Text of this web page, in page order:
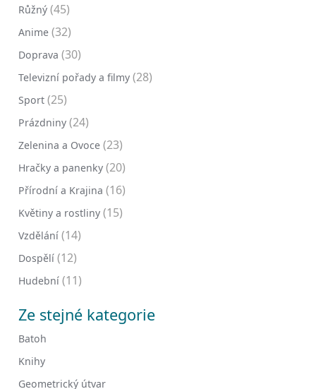
Růžný (45)
Anime (32)
Doprava (30)
Televizní pořady a filmy (28)
Sport (25)
Prázdniny (24)
Zelenina a Ovoce (23)
Hračky a panenky (20)
Přírodní a Krajina (16)
Květiny a rostliny (15)
Vzdělání (14)
Dospělí (12)
Hudební (11)
Ze stejné kategorie
Batoh
Knihy
Geometrický útvar